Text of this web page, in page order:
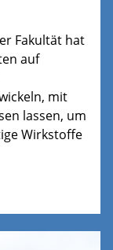
Fakultät hat
auf
mit
lassen, um
Wirkstoffe